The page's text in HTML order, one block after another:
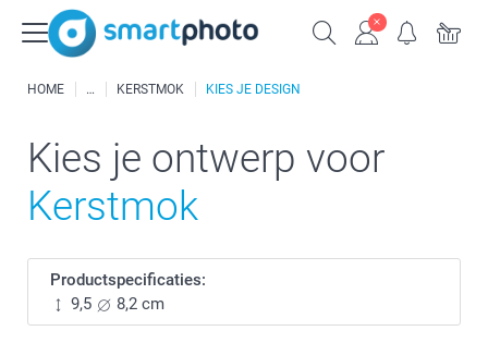
HOME KERSTMOK KIES JE DESIGN
Kies je ontwerp voor
Kerstmok
Productspecificaties:
9,5
8,2 cm